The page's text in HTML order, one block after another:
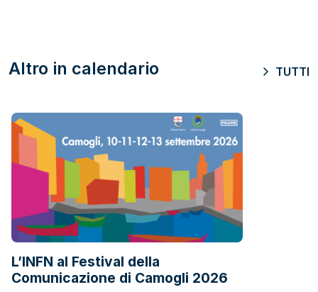
Altro in calendario TUTTI
L’INFN al Festival della
Comunicazione di Camogli 2026